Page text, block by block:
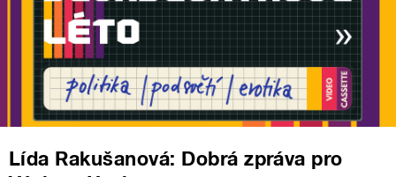
Lída Rakušanová: Dobrá zpráva pro